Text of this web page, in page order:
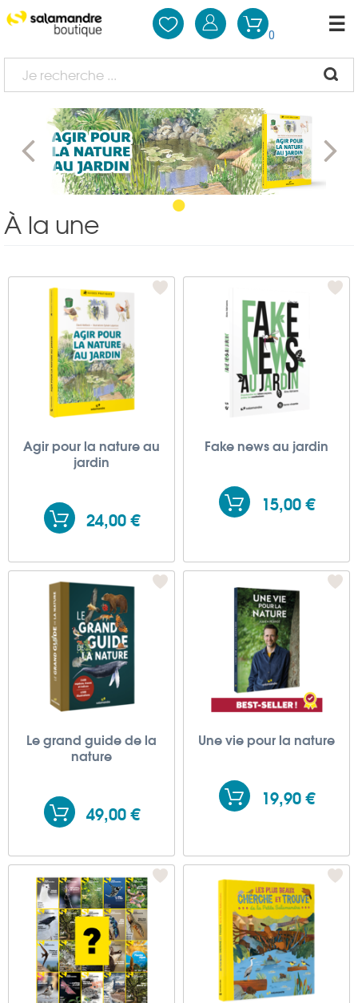
0
•
À la une
Agir pour la nature au
jardin
24,00 €
Fake news au jardin
15,00 €
Le grand guide de la
nature
49,00 €
Une vie pour la nature
19,90 €